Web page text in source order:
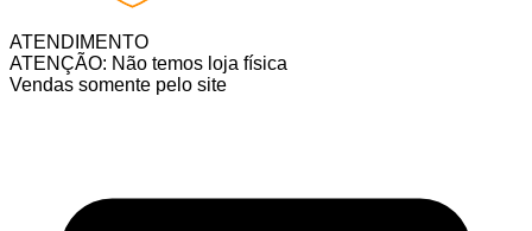
ATENDIMENTO
ATENÇÃO: Não temos loja física
Vendas somente pelo site